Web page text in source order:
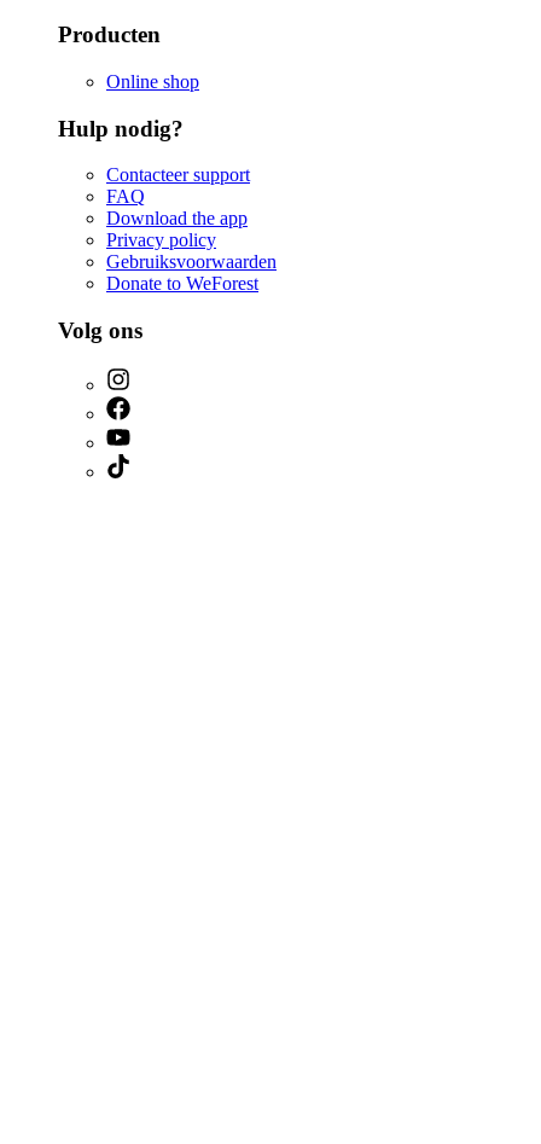
Producten
Online shop
Hulp nodig?
Contacteer support
FAQ
Download the app
Privacy policy
Gebruiksvoorwaarden
Donate to WeForest
Volg ons